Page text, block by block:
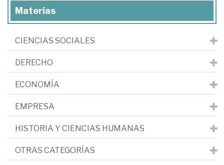
Materias
CIENCIAS SOCIALES
DERECHO
ECONOMÍA
EMPRESA
HISTORIA Y CIENCIAS HUMANAS
OTRAS CATEGORÍAS